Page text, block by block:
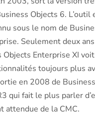
Objects 6. L’outil
sous le nom de
Seulement deux
Objects Enterprise XI
toujours plus
en 2008 de
qui fait le plus parler
attendue de la CMC.